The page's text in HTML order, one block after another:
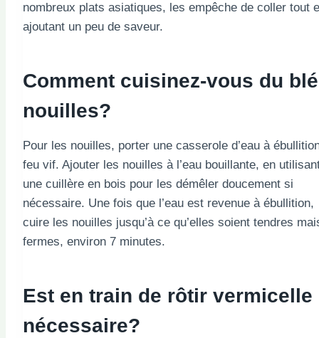
nombreux plats asiatiques, les empêche de coller tout
ajoutant un peu de saveur.
Comment cuisinez-vous du blé
nouilles?
Pour les nouilles, porter une casserole d’eau à
feu vif. Ajouter les nouilles à l’eau bouillante, en
une cuillère en bois pour les démêler doucement si
nécessaire. Une fois que l’eau est revenue à ébullition,
cuire les nouilles jusqu’à ce qu’elles soient tendres
fermes, environ 7 minutes.
Est en train de rôtir vermicelle
nécessaire?